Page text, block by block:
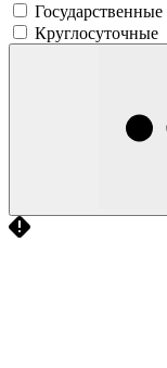
Государственные
Круглосуточные